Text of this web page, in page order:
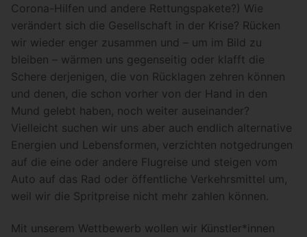
Corona-Hilfen und andere Rettungspakete?) Wie
verändert sich die Gesellschaft in der Krise? Rücken
wir wieder enger zusammen und – um im Bild zu
bleiben – wärmen uns gegenseitig oder klafft die
Schere derjenigen, die von Rücklagen zehren können
und denen, die schon vorher von der Hand in den
Mund gelebt haben, noch weiter auseinander?
Vielleicht suchen wir uns aber auch endlich alternative
Energien und Lebensformen, verzichten notgedrungen
auf die eine oder andere Flugreise und steigen vom
Auto auf das Rad oder öffentliche Verkehrsmittel um,
weil wir die Spritpreise nicht mehr zahlen können.
Mit unserem Wettbewerb wollen wir Künstler*innen